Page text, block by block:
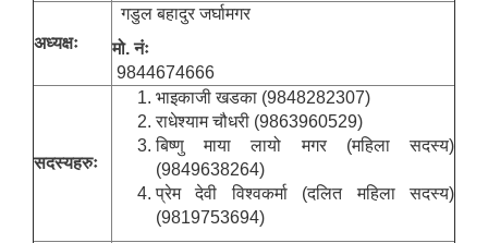
अध्यक्षः
गडुल बहादुर जर्घामगर
मो. नंः
9844674666
सदस्यहरुः
भाइकाजी खडका (9848282307)
राधेश्‍याम चौधरी (9863960529)
बिष्णु माया लायो मगर (महिला सदस्य)
(9849638264)
प्रेम देवी विश्‍वकर्मा (दलित महिला सदस्य)
(9819753694)